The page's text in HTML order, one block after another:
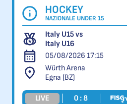
HOCKEY
NAZIONALE UNDER 15
Italy U15 vs
Italy U16
05/08/2026 17:15
Würth Arena
Egna (BZ)
LIVE 0 : 8